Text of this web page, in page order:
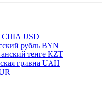
США USD
рубль BYN
тенге KZT
гривна UAH